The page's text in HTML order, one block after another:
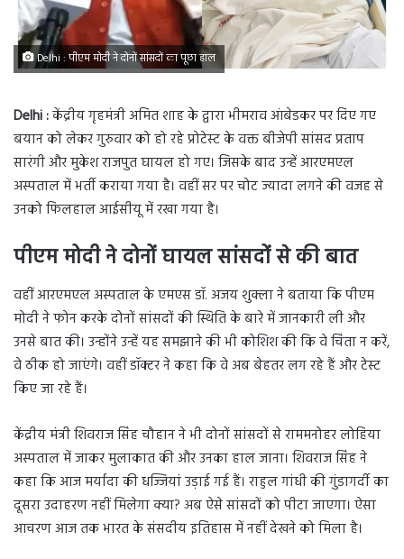
Delhi : पीएम मोदी ने दोनों सांसदों का पूछा हाल
Delhi :केंद्रीय गृहमंत्री अमित शाह के द्वारा भीमराव आंबेडकर पर दिए गए
बयान को लेकर गुरुवार को हो रहे प्रोटेस्ट के वक्त बीजेपी सांसद प्रताप
सारंगी और मुकेश राजपुत घायल हो गए। जिसके बाद उन्हें आरएमएल
अस्पताल में भर्ती कराया गया है। वहीं सर पर चोट ज्यादा लगने की वजह से
उनको फिलहाल आईसीयू में रखा गया है।
पीएम मोदी ने दोनों घायल सांसदों से की बात
वहीं आरएमएल अस्पताल के एमएस डॉ. अजय शुक्ला ने बताया कि पीएम
मोदी ने फोन करके दोनों सांसदों की स्थिति के बारे में जानकारी ली और
उनसे बात की। उन्होंने उन्हें यह समझाने की भी कोशिश की कि वे चिंता न करें,
वे ठीक हो जाएंगे। वहीं डॉक्टर ने कहा कि वे अब बेहतर लग रहे हैं और टेस्ट
किए जा रहे हैं।
केंद्रीय मंत्री शिवराज सिंह चौहान ने भी दोनों सांसदों से राममनोहर लोहिया
अस्पताल में जाकर मुलाकात की और उनका हाल जाना। शिवराज सिंह ने
कहा कि आज मर्यादा की धज्जियां उड़ाई गई हैं। राहुल गांधी की गुंडागर्दी का
दूसरा उदाहरण नहीं मिलेगा क्या? अब ऐसे सांसदों को पीटा जाएगा। ऐसा
आचरण आज तक भारत के संसदीय इतिहास में नहीं देखने को मिला है।